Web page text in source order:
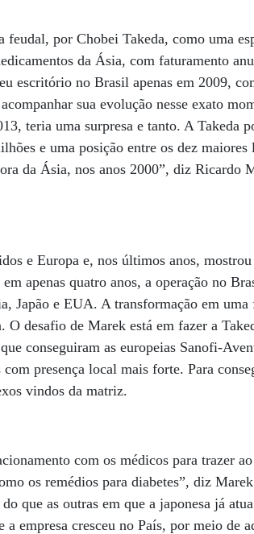
feudal, por Chobei Takeda, como uma
da Ásia, com faturamento
escritório no Brasil apenas em 2009,
sua evolução nesse exato
teria uma surpresa e tanto. A
e uma posição entre os dez
da Ásia, nos anos 2000”, diz Ricardo
e Europa e, nos últimos anos,
apenas quatro anos, a operação no
Japão e EUA. A transformação em
O desafio de Marek está em fazer a
conseguiram as europeias Sanofi-
presença local mais forte. Para
vindos da matriz.
com os médicos para trazer
os remédios para diabetes”, diz
que as outras em que a japonesa já
empresa cresceu no País, por meio de